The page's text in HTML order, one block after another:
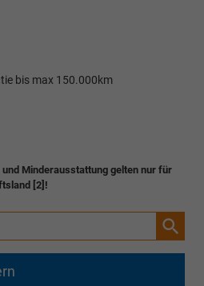
bis max 150.000km
Minderausstattung gelten nur für
[2]!